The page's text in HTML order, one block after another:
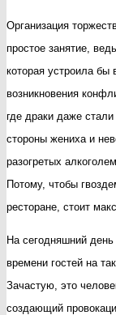
Организация
простое занятие,
которая устроила бы
возникновения
где драки даже стали
стороны жениха и
разогретых
Потому, чтобы
ресторане, стоит
На сегодняшний
времени гостей на
Зачастую, это
создающий